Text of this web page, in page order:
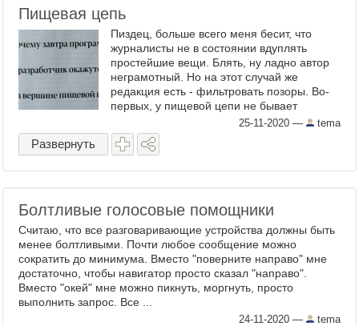
Пищевая цепь
Пиздец, больше всего меня бесит, что
журналисты не в состоянии вдуплять
простейшие вещи. Блять, ну ладно автор
неграмотный. Но на этот случай же
редакция есть - фильтровать позоры. Во-
первых, у пищевой цепи не бывает
вершины, потому что цепь состоит из
звеньев. Пищевую цепь, в ...
25-11-2020 — tema
Развернуть
Болтливые голосовые помощники
Считаю, что все разговаривающие устройства должны быть
менее болтливыми. Почти любое сообщение можно
сократить до минимума. Вместо "поверните направо" мне
достаточно, чтобы навигатор просто сказал "направо".
Вместо "окей" мне можно пикнуть, моргнуть, просто
выполнить запрос. Все ...
24-11-2020 — tema